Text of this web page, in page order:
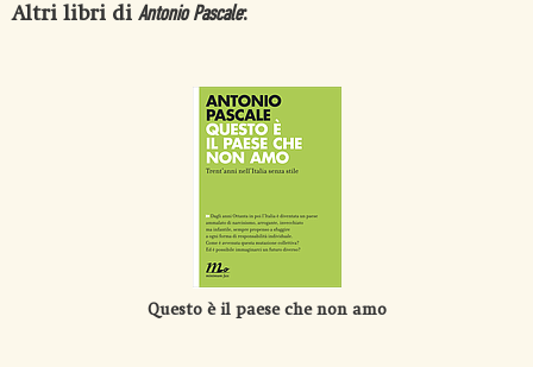
Altri libri di Antonio Pascale:
Questo è il paese che non amo